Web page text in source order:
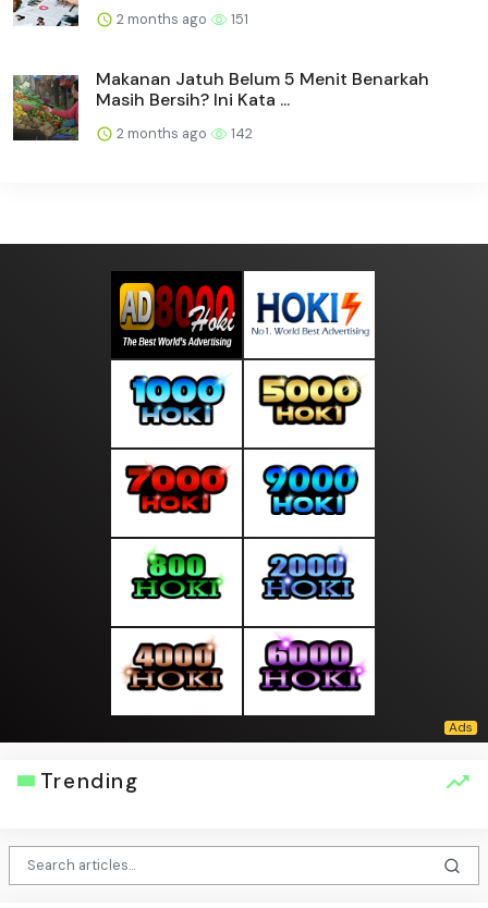
2 months ago 151
Makanan Jatuh Belum 5 Menit Benarkah
Masih Bersih? Ini Kata ...
2 months ago 142
Trending